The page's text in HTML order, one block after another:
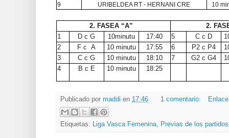
9
URIBELDEA RT - HERNANI CRE 10
2. FASEA “A”
2.
1
D c G 10minutu 17:40 5 C c D
2
F c A 10 minutu 17:55 6 P2 c P4
3
C c G 10 minutu 18:10 7 G2 c G4
4
B c E 10 minutu 18:25
Publicado por maddi en 17:46 1 comentario:
Etiquetas: Liga Vasca Femenina Previas de los partidos